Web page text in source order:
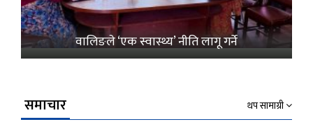
वालिङले ‘एक स्वास्थ्य’ नीति लागू गर्ने
समाचार थप सामाग्री